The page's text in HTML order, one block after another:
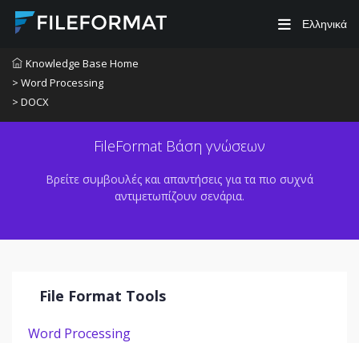
Ελληνικά
Knowledge Base Home
> Word Processing
> DOCX
FileFormat Βάση γνώσεων
Βρείτε συμβουλές και απαντήσεις για τα πιο συχνά
αντιμετωπίζουν σενάρια.
File Format Tools
Word Processing